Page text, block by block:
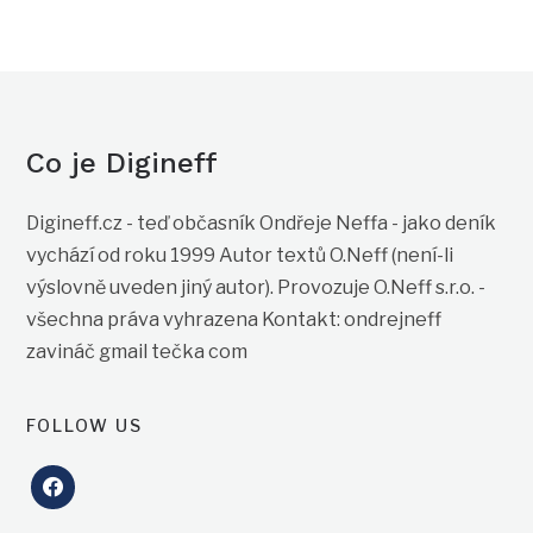
Co je Digineff
Digineff.cz - teď občasník Ondřeje Neffa - jako deník
vychází od roku 1999 Autor textů O.Neff (není-li
výslovně uveden jiný autor). Provozuje O.Neff s.r.o. -
všechna práva vyhrazena Kontakt: ondrejneff
zavináč gmail tečka com
FOLLOW US
facebook